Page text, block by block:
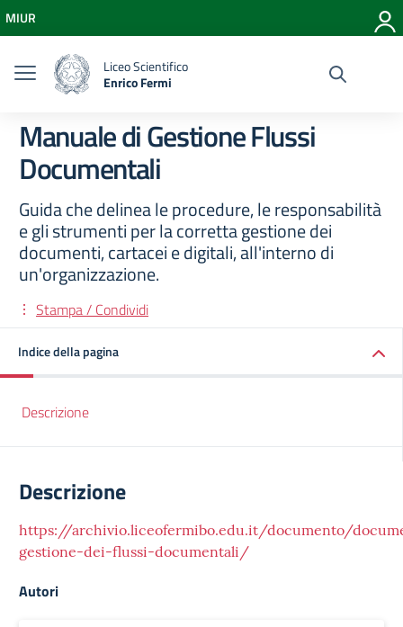
Vai al menu di navigazione
Vai al footer
MIUR
Liceo Scientifico
Enrico Fermi
Manuale di Gestione Flussi
Documentali
Guida che delinea le procedure, le responsabilità
e gli strumenti per la corretta gestione dei
documenti, cartacei e digitali, all'interno di
un'organizzazione.
Stampa / Condividi
Indice della pagina
Descrizione
Descrizione
https://archivio.liceofermibo.edu.it/documento/
gestione-dei-flussi-documentali/
Autori